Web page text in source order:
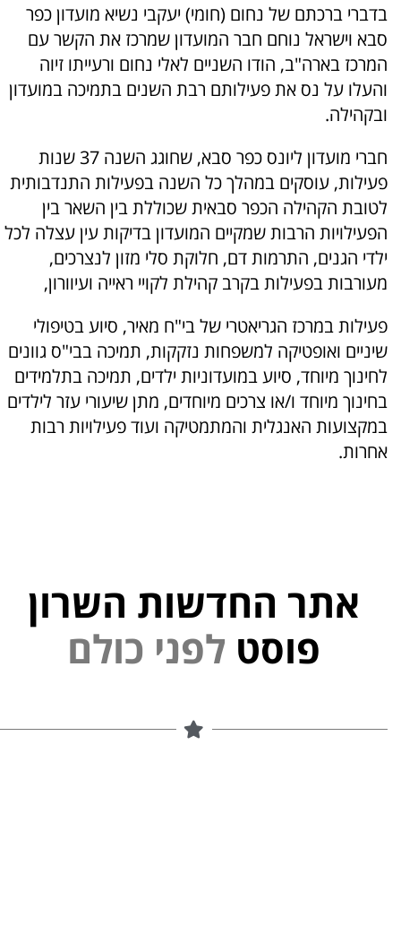
בדברי ברכתם של נחום (חומי) יעקבי נשיא מועדון כפר
סבא וישראל נוחם חבר המועדון שמרכז את הקשר עם
המרכז בארה"ב, הודו השניים לאלי נחום ורעייתו זיוה
והעלו על נס את פעילותם רבת השנים בתמיכה במועדון
ובקהילה.
חברי מועדון ליונס כפר סבא, שחוגג השנה 37 שנות
פעילות, עוסקים במהלך כל השנה בפעילות התנדבותית
לטובת הקהילה הכפר סבאית שכוללת בין השאר בין
הפעילויות הרבות שמקיים המועדון בדיקות עין עצלה לכל
ילדי הגנים, התרמות דם, חלוקת סלי מזון לנצרכים,
מעורבות בפעילות בקרב קהילת לקויי ראייה ועיוורון,
פעילות במרכז הגריאטרי של בי"ח מאיר, סיוע בטיפולי
שיניים ואופטיקה למשפחות נזקקות, תמיכה בבי"ס גוונים
לחינוך מיוחד, סיוע במועדוניות ילדים, תמיכה בתלמידים
בחינוך מיוחד ו/או צרכים מיוחדים, מתן שיעורי עזר לילדים
במקצועות האנגלית והמתמטיקה ועוד פעילויות רבות
אחרות.
אתר החדשות השרון
פוסט